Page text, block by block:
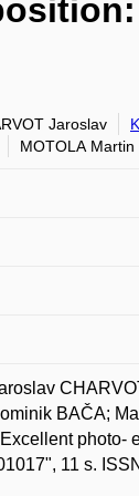
Jaroslav
MOTOLA Martin
BAČA;
photo-
11 s.